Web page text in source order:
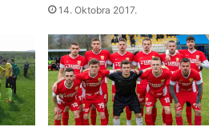
14. Oktobra 2017.